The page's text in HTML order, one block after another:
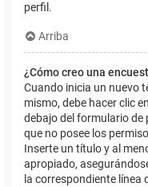
perfil.
Arriba
¿Cómo creo una
Cuando inicia un nuevo
mismo, debe hacer clic
debajo del formulario de
que no posee los
Inserte un título y al
apropiado,
la correspondiente línea